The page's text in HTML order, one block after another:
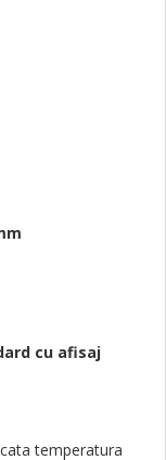
cu afisaj
temperatura